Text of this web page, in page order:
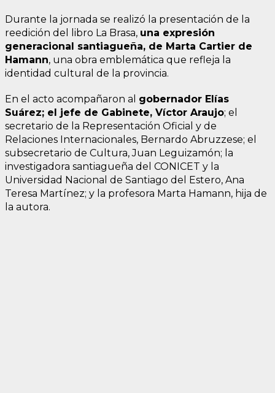
Durante la jornada se realizó la presentación de la
reedición del libro La Brasa, una expresión
generacional santiagueña, de Marta Cartier de
Hamann, una obra emblemática que refleja la
identidad cultural de la provincia.
En el acto acompañaron al gobernador Elías
Suárez; el jefe de Gabinete, Víctor Araujo; el
secretario de la Representación Oficial y de
Relaciones Internacionales, Bernardo Abruzzese; el
subsecretario de Cultura, Juan Leguizamón; la
investigadora santiagueña del CONICET y la
Universidad Nacional de Santiago del Estero, Ana
Teresa Martínez; y la profesora Marta Hamann, hija de
la autora.